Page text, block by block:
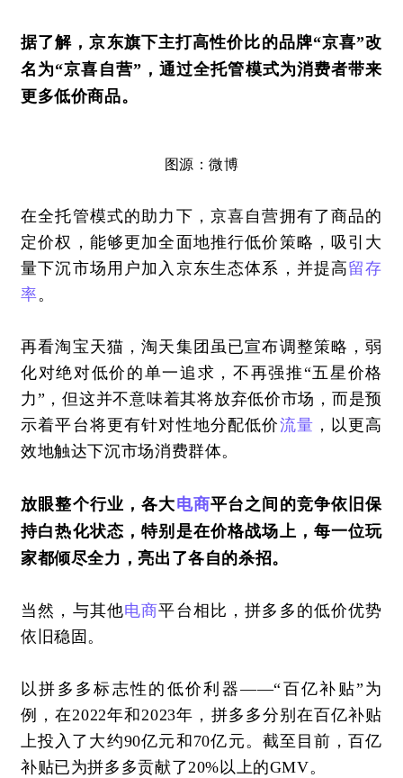
据了解，京东旗下主打高性价比的品牌“京喜”改
名为“京喜自营”，通过全托管模式为消费者带来
更多低价商品。
图源：微博
在全托管模式的助力下，京喜自营拥有了商品的
定价权，能够更加全面地推行低价策略，吸引大
量下沉市场用户加入京东生态体系，并提高留存
率。
再看淘宝天猫，淘天集团虽已宣布调整策略，弱
化对绝对低价的单一追求，不再强推“五星价格
力”，但这并不意味着其将放弃低价市场，而是预
示着平台将更有针对性地分配低价流量 ，以更高
效地触达下沉市场消费群体。
放眼整个行业，各大电商平台之间的竞争依旧保
持白热化状态，特别是在价格战场上，每一位玩
家都倾尽全力，亮出了各自的杀招。
当然，与其他电商平台相比，拼多多的低价优势
依旧稳固。
以拼多多标志性的低价利器——“百亿补贴”为
例，在2022年和2023年，拼多多分别在百亿补贴
上投入了大约90亿元和70亿元。截至目前，百亿
补贴已为拼多多贡献了20%以上的GMV。